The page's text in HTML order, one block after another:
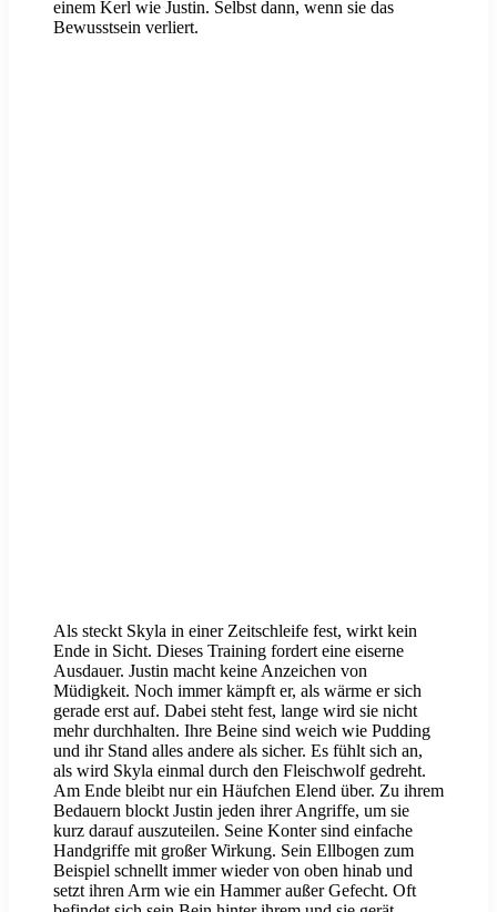
einem Kerl wie Justin. Selbst dann, wenn sie das
Bewusstsein verliert.
Als steckt Skyla in einer Zeitschleife fest, wirkt kein
Ende in Sicht. Dieses Training fordert eine eiserne
Ausdauer. Justin macht keine Anzeichen von
Müdigkeit. Noch immer kämpft er, als wärme er sich
gerade erst auf. Dabei steht fest, lange wird sie nicht
mehr durchhalten. Ihre Beine sind weich wie Pudding
und ihr Stand alles andere als sicher. Es fühlt sich an,
als wird Skyla einmal durch den Fleischwolf gedreht.
Am Ende bleibt nur ein Häufchen Elend über. Zu ihrem
Bedauern blockt Justin jeden ihrer Angriffe, um sie
kurz darauf auszuteilen. Seine Konter sind einfache
Handgriffe mit großer Wirkung. Sein Ellbogen zum
Beispiel schnellt immer wieder von oben hinab und
setzt ihren Arm wie ein Hammer außer Gefecht. Oft